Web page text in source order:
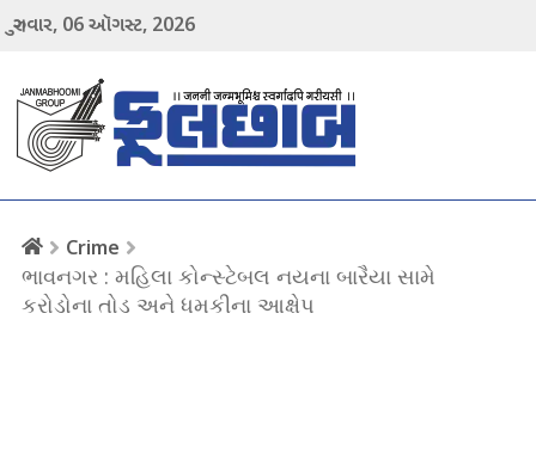
ગુરુવાર, 06ઑગસ્ટ, 2026
Crime
ભાવનગર : મહિલા કોન્સ્ટેબલ નયના બારૈયા સામે
કરોડોના તોડ અને ધમકીના આક્ષેપ